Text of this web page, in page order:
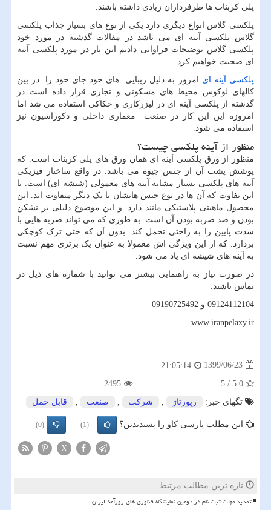
پلی کربنات ها طرفرداران زیادی داشته باشند.
پلکسی گلاس انواع دیگری دارد یکی از نوع های بسیار جذاب پلکسی
گلاس پلکسی آینه ای می باشد در مقالات گذشته در مورد خود
پلکسی گلاس توضیحات فراوانی دادیم این بار در مورد پلکسی آینه
ای صحبت خواهیم کرد
پلکسی آینه ای امروز به دلیل زیبایی های خود جای خود را در بین
کالهای لوکوس محیط های مسکونی و تجاری قرار داده است در
گذشته از پلکسی آینه ای در لیزرکاری و حکاکی استفاده می شد اما
امروزه این این کار در صنعت معماری داخلی و دکوراسیون نیز
استفاده می شود.
منظور از آینه پلکسی چیست؟
منظور از ورق پلکسی آینه ای همان ورق های پلی کربنات است. که
پوشش پشت آن از جنس جیوه می باشد. در واقع ساختار فیزیکی
آینه های پلکسی بسیار مشابه آینه های معمولی (شیشه ای) است. با
این تفاوت که آن ها در نوع جنس هایشان با یک دیگر متفاوت اند. این
محصول ماهیتی پلاستیکی مانند دارد. و این موضوع دلیلی بر نشکن
بودن و ضد ضربه بودن آن است. به طوری که می تواند ضربه هایی با
شدت پایین را به راحتی تحمل کند. بدون آن که حتی ترک کوچکی
بردارد. که از این ویژگی اش معمولا به عنوان یک برتری مهم نسبت
به آینه های شیشه ای یاد می شود.
در صورت نیاز به راهنمایی بیشتر می توانید با شماره های ذیل در
تماس باشید.
09124112104 و 09190725492
www.iranpelaxy.ir
1399/06/23
21:05:14
5.0
/ 5
2495
تگهای خبر:
رپورتاژ شركت صنعت قابل حمل
این مطلب پارسی کاو را پسندیدین؟ (1)
(0)
X
تازه ترین مطالب مرتبط
تمدید مهلت ثبت نام در دومین نمایشگاه فناوری های روزآمد ایران